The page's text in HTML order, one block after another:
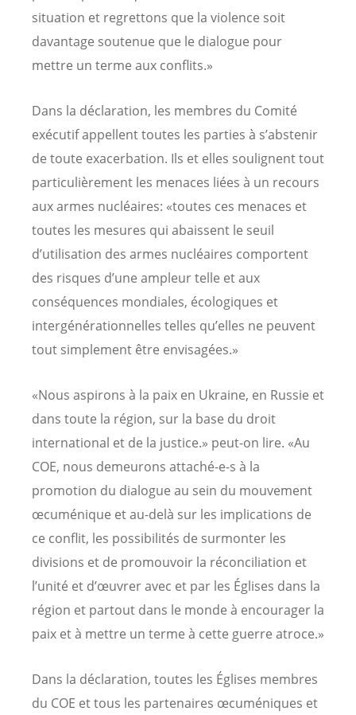
situation et regrettons que la violence soit
davantage soutenue que le dialogue pour
mettre un terme aux conflits.»
Dans la déclaration, les membres du Comité
exécutif appellent toutes les parties à s’abstenir
de toute exacerbation. Ils et elles soulignent tout
particulièrement les menaces liées à un recours
aux armes nucléaires: «toutes ces menaces et
toutes les mesures qui abaissent le seuil
d’utilisation des armes nucléaires comportent
des risques d’une ampleur telle et aux
conséquences mondiales, écologiques et
intergénérationnelles telles qu’elles ne peuvent
tout simplement être envisagées.»
«Nous aspirons à la paix en Ukraine, en Russie et
dans toute la région, sur la base du droit
international et de la justice.» peut-on lire. «Au
COE, nous demeurons attaché-e-s à la
promotion du dialogue au sein du mouvement
œcuménique et au-delà sur les implications de
ce conflit, les possibilités de surmonter les
divisions et de promouvoir la réconciliation et
l’unité et d’œuvrer avec et par les Églises dans la
région et partout dans le monde à encourager la
paix et à mettre un terme à cette guerre atroce.»
Dans la déclaration, toutes les Églises membres
du COE et tous les partenaires œcuméniques et